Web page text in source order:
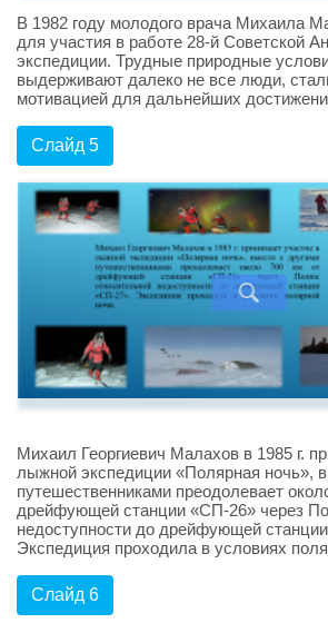
В 1982 году молодого врача Михаила
для участия в работе 28-й Советской
экспедиции. Трудные природные
выдерживают далеко не все люди,
мотивацией для дальнейших
Слайд 5
Михаил Георгиевич Малахов в 1985 г.
лыжной экспедиции «Полярная ночь»,
путешественниками преодолевает
дрейфующей станции «СП-26» через
недоступности до дрейфующей
Экспедиция проходила в условиях
Слайд 6